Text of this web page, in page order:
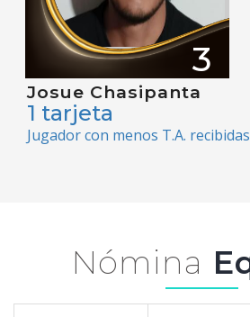
3
Josue Chasipanta
1 tarjeta
Jugador con menos T.A. recibidas
Nómina